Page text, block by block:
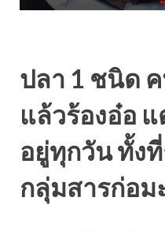
ปลา 1 ชนิด
แล้วร้องอ๋อ
อยู่ทุกวัน ทั้ง
กลุ่มสารก่อม